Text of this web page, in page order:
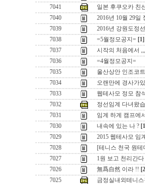
7041
일본 후쿠오카 친
7040
2016년 10월 29일
7039
2016년 강원도정
7038
=5월정모공지= [1]
7037
시작의 처음에서 ,,,
7036
=4월정모공지=
7035
울산상안 인조코
7034
오랜만에 경사가
7033
웹테사모 정모 참
7032
정선임계 다녀왔
7031
임계 하계 캠프에
7030
내속에 있는 나 ?
7029
2015 웹테사모 임
7028
[테니스 천국 원
7027
1원 보고 천리간
7026
無爲自然 이라 !!
7025
금정실내외테니